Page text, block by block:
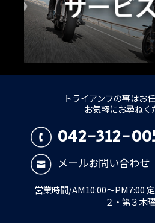
トライアンフの事はお
お気軽にお尋ねく
042-312-
メールお問い合わせ
営業時間/AM10:00～PM7:00
２・第３木